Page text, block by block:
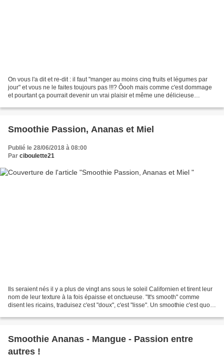
On vous l'a dit et re-dit : il faut "manger au moins cinq fruits et légumes par
jour" et vous ne le faites toujours pas !!!? Ôooh mais comme c'est dommage
et pourtant ça pourrait devenir un vrai plaisir et même une délicieuse
Smoothie Passion, Ananas et Miel
Publié le 28/06/2018 à 08:00
Par ciboulette21
Ils seraient nés il y a plus de vingt ans sous le soleil Californien et tirent leur
nom de leur texture à la fois épaisse et onctueuse. "It's smooth" comme
disent les ricains, traduisez c'est "doux", c'est "lisse". Un smoothie c'est quoi
Smoothie Ananas - Mangue - Passion entre
autres !